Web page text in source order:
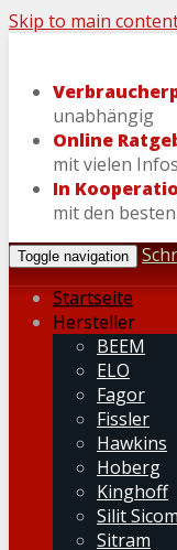
Skip to main
unabhängig
Online
mit vielen Infos
In
mit den
Toggle navigation
Startseite
Hersteller
BEEM
ELO
Fagor
Fissler
Hawkins
Hoberg
Kinghoff
Silit
Sitram